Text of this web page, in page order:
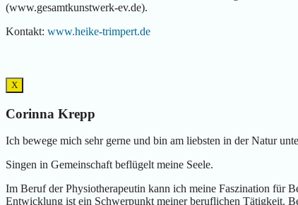
(www.gesamtkunstwerk-ev.de).
Kontakt: www.heike-trimpert.de
X
Corinna Krepp
Ich bewege mich sehr gerne und bin am liebsten in der Natur
Singen in Gemeinschaft beflügelt meine Seele.
Im Beruf der Physiotherapeutin kann ich meine Faszination für
Entwicklung ist ein Schwerpunkt meiner beruflichen Tätigkeit.